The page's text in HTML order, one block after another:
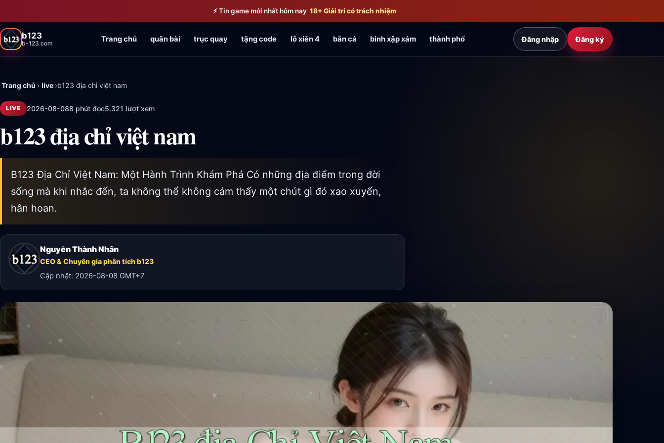
⚡ Tin game mới nhất hôm nay 18+ Giải trí có trách nhiệm
b123
b-123.com Trang chủ quân bài trục quay tặng code lô xiên 4 bắn cá binh xập xám thành phố Đăng nhập Đăng ký
Trang chủ › live ›b123 địa chỉ việt nam
LIVE 2026-08-088 phút đọc5.321 lượt xem
b123 địa chỉ việt nam
B123 Địa Chỉ Việt Nam: Một Hành Trình Khám Phá Có những địa điểm trong đời
sống mà khi nhắc đến, ta không thể không cảm thấy một chút gì đó xao xuyến,
hân hoan.
Nguyễn Thành Nhân
CEO & Chuyên gia phân tích b123
Cập nhật: 2026-08-08 GMT+7